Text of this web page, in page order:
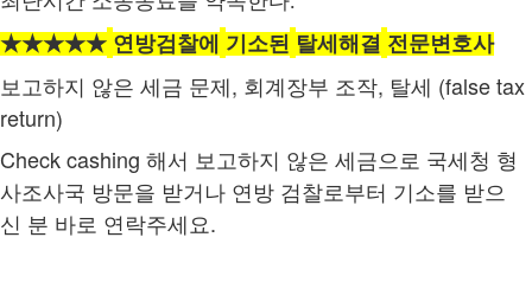
★★★★★ 연방검찰에 기소된 탈세해결 전문변호사
보고하지 않은 세금 문제 , 회계장부 조작, 탈세
(false tax
return)
Check cashing 해서 보고하지 않은 세금으로 국세청 형
사조사국 방문을 받거나 연방 검찰로부터 기소를 받으
신 분 바로 연락주세요.